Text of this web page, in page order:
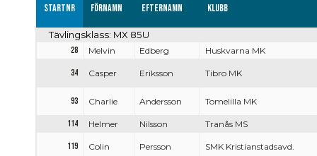
Startnr Förnamn Efternamn Klubb
Tävlingsklass: MX 85U
28 Melvin Edberg Huskvarna MK
34 Casper Eriksson Tibro MK
93 Charlie Andersson Tomelilla MK
114 Helmer Nilsson Tranås MS
119 Colin Persson SMK Kristianstadsavd.